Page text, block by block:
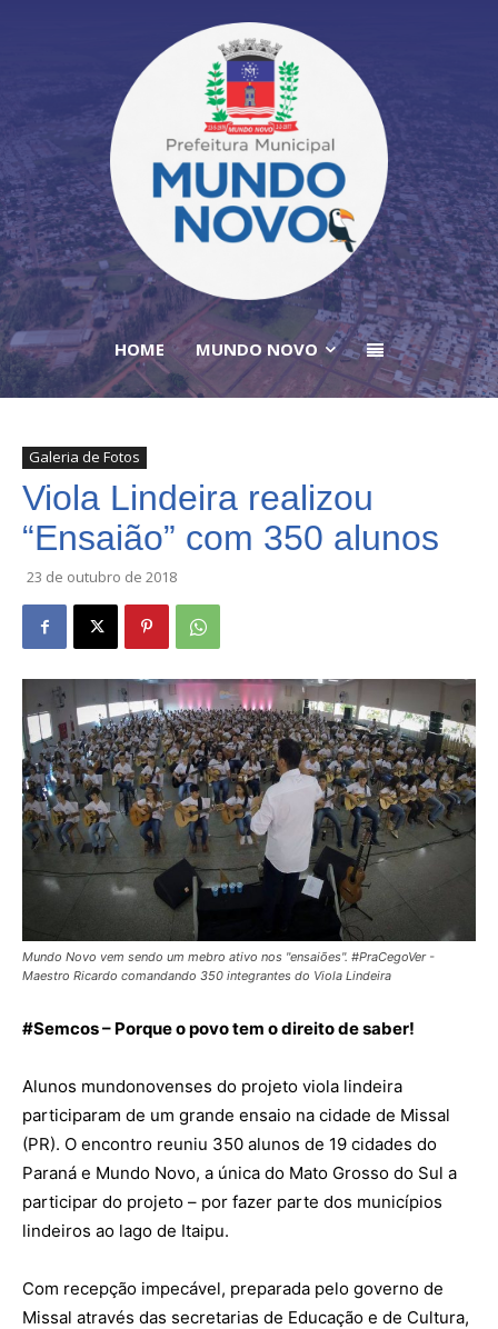
HOME MUNDO NOVO
Galeria de Fotos
Viola Lindeira realizou
“Ensaião” com 350 alunos
23 de outubro de 2018
Mundo Novo vem sendo um mebro ativo nos "ensaiões". #PraCegoVer -
Maestro Ricardo comandando 350 integrantes do Viola Lindeira
#Semcos– Porque o povo tem o direito de saber!
Alunos mundonovenses do projeto viola lindeira
participaram de um grande ensaio na cidade de Missal
(PR). O encontro reuniu 350 alunos de 19 cidades do
Paraná e Mundo Novo, a única do Mato Grosso do Sul a
participar do projeto – por fazer parte dos municípios
lindeiros ao lago de Itaipu.
Com recepção impecável, preparada pelo governo de
Missal através das secretarias de Educação e de Cultura,